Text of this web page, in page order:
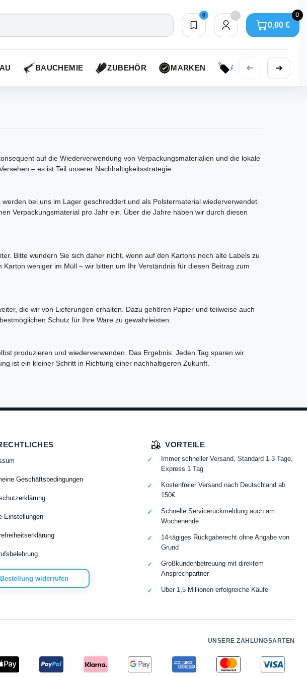
0
Merkliste
0
0,00 €
0,00 €
BAUCHEMIE ZUBEHÖR MARKEN AKTIONEN
➜ ➜
auf die Wiederverwendung von Verpackungsmaterialien und die lokale
– es ist Teil unserer Nachhaltigkeitsstrategie.
bei uns im Lager geschreddert und als Polstermaterial wiederverwendet.
Verpackungsmaterial pro Jahr ein. Über die Jahre haben wir durch diesen
Bitte wundern Sie sich daher nicht, wenn auf den Kartons noch alte Labels zu
weniger im Müll – wir bitten um Ihr Verständnis für diesen Beitrag zum
die wir von Lieferungen erhalten. Dazu gehören Papier und teilweise auch
Schutz für Ihre Ware zu gewährleisten.
produzieren und wiederverwenden. Das Ergebnis: Jeden Tag sparen wir
ist ein kleiner Schritt in Richtung einer nachhaltigeren Zukunft.
Geschäftsbedingungen
Einstellungen
Bestellung widerrufen
VORTEILE
Immer schneller Versand, Standard 1-3 Tage,
Express 1 Tag
Kostenfreier Versand nach Deutschland ab
150€
Schnelle Servicerückmeldung auch am
Wochenende
14-tägiges Rückgaberecht ohne Angabe von
Grund
Großkundenbetreuung mit direktem
Ansprechpartner
Über 1,5 Millionen erfolgreiche Käufe
UNSERE ZAHLUNGSARTEN